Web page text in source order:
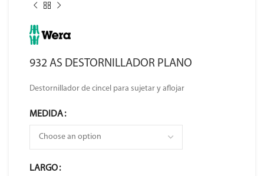
932 AS DESTORNILLADOR PLANO
Destornillador de cincel para sujetar y aflojar
MEDIDA
LARGO